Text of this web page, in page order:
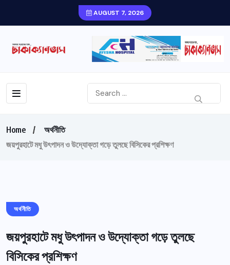
AUGUST 7, 2026
Home
অর্থনীতি
জয়পুরহাটে মধু উৎপাদন ও উদ্যোক্তা গড়ে তুলছে বিসিকের প্রশিক্ষণ
অর্থনীতি
জয়পুরহাটে মধু উৎপাদন ও উদ্যোক্তা গড়ে তুলছে
বিসিকের প্রশিক্ষণ